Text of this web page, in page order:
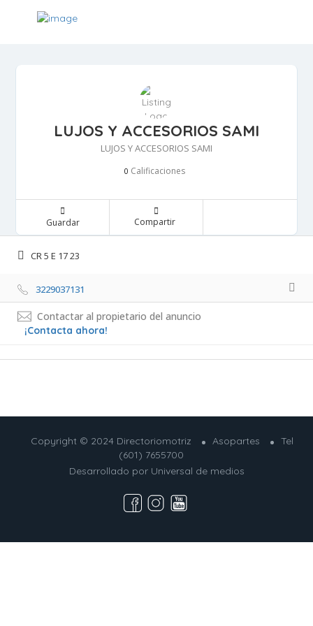
LUJOS Y ACCESORIOS SAMI
LUJOS Y ACCESORIOS SAMI
0 Calificaciones
Guardar Compartir
CR 5 E 17 23
3229037131
Contactar al propietario del anuncio
¡Contacta ahora!
Copyright © 2024 Directoriomotriz Asopartes
Tel
(601) 7655700
Desarrollado por Universal de medios